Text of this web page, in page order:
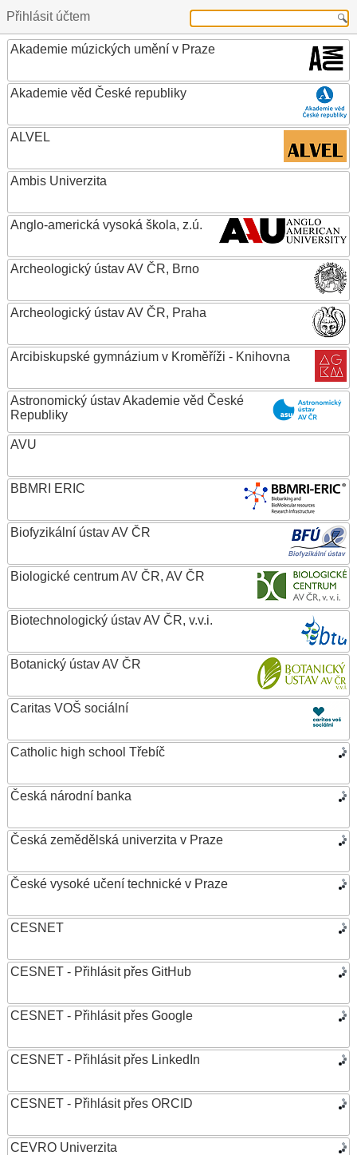
Přihlásit účtem
Akademie múzických umění v Praze
Akademie věd České republiky
ALVEL
Ambis Univerzita
Anglo-americká vysoká škola, z.ú.
Archeologický ústav AV ČR, Brno
Archeologický ústav AV ČR, Praha
Arcibiskupské gymnázium v Kroměříži - Knihovna
Astronomický ústav Akademie věd České
Republiky
AVU
BBMRI ERIC
Biofyzikální ústav AV ČR
Biologické centrum AV ČR, AV ČR
Biotechnologický ústav AV ČR, v.v.i.
Botanický ústav AV ČR
Caritas VOŠ sociální
Catholic high school Třebíč
Česká národní banka
Česká zemědělská univerzita v Praze
České vysoké učení technické v Praze
CESNET
CESNET - Přihlásit přes GitHub
CESNET - Přihlásit přes Google
CESNET - Přihlásit přes LinkedIn
CESNET - Přihlásit přes ORCID
CEVRO Univerzita